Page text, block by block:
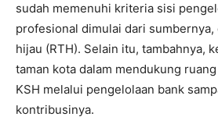
sudah memenuhi kriteria sisi
profesional dimulai dari
hijau (RTH). Selain itu, tambahnya,
taman kota dalam mendukung
KSH melalui pengelolaan bank
kontribusinya.